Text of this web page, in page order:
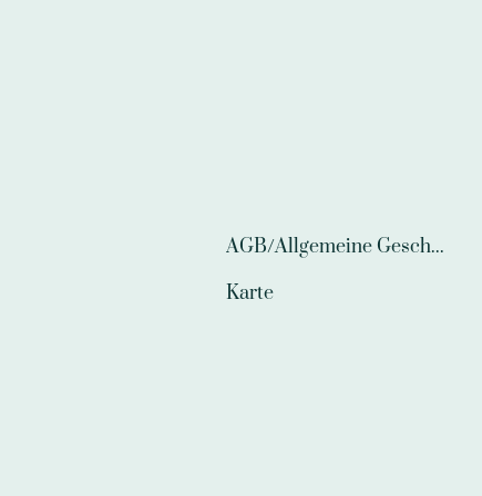
AGB/Allgemeine Geschäftsbedingungen
Karte